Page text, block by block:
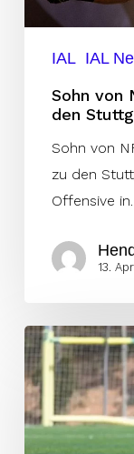
Stuttgart
Stallions
IAL IAL
Sohn von
den
Sohn von
zu den
Offensive in…
13.
Comets
verpflichten
Playmaker
Gabe
Quigley